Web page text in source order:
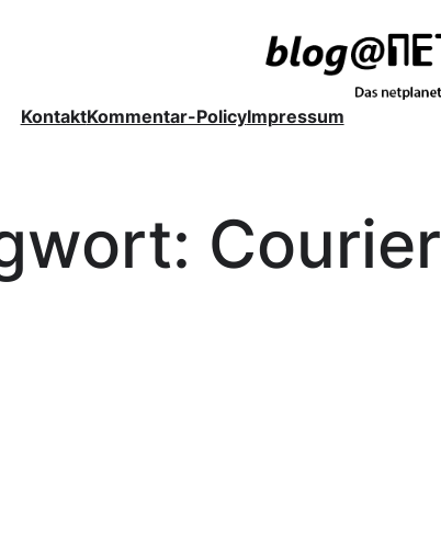
KontaktKommentar-PolicyImpressum
Courier